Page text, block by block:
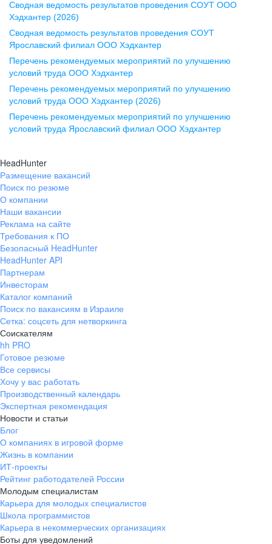
ул. Комиссаржевской, д. 10,
офис 1212
+7 473 280-05-05
pr@vrn.hh.ru
ул. Спартаковская, д. 2А, этаж 3,
помещение 15
+7 843 212-12-50
Екатеринбург
ул. Боевых Дружин, стр. 20,
+7 343 226-79-99
pr@ural.hh.ru
ул. Янковского, д. 169, 7 этаж,
706 каб.
+7 861 205-55-57
pr@krd.hh.ru
Владивосток
пер. Ланинский д. 4, офис 3.4
+7 423 202-33-28
pr@dv.hh.ru
Новосибирск
ул. Большевистская, д. 35,
помещение 21
+7 383 207-94-64
pr@nsk.hh.ru
Минск
Сводная ведомость результатов проведения СОУТ ООО
Хэдхантер (2026)
Сводная ведомость результатов проведения СОУТ
Ярославский филиал ООО Хэдхантер
Перечень рекомендуемых мероприятий по улучшению
условий труда ООО Хэдхантер
Перечень рекомендуемых мероприятий по улучшению
условий труда ООО Хэдхантер (2026)
Перечень рекомендуемых мероприятий по улучшению
условий труда Ярославский филиал ООО Хэдхантер
HeadHunter
Размещение вакансий
Поиск по резюме
О компании
Наши вакансии
Реклама на сайте
Требования к ПО
Безопасный HeadHunter
HeadHunter API
Партнерам
Инвесторам
Каталог компаний
Поиск по вакансиям в Израиле
Сетка: соцсеть для нетворкинга
Соискателям
hh PRO
Готовое резюме
Все сервисы
Хочу у вас работать
Производственный календарь
Экспертная рекомендация
Новости и статьи
Блог
О компаниях в игровой форме
Жизнь в компании
ИТ-проекты
Рейтинг работодателей России
Молодым специалистам
Карьера для молодых специалистов
Школа программистов
Карьера в некоммерческих организациях
Боты для уведомлений